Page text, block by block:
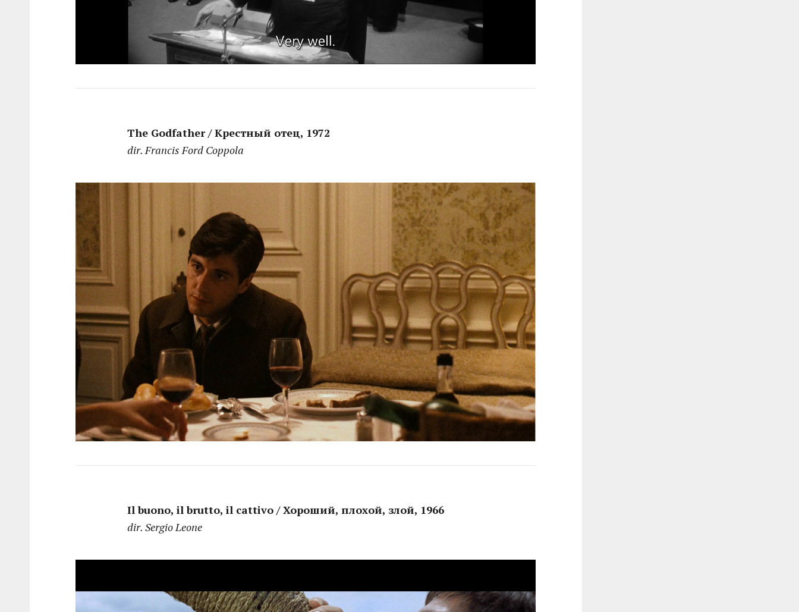
The Godfather / Крестный отец, 1972
dir. Francis Ford Coppola
Il buono, il brutto, il cattivo / Хороший, плохой, злой, 1966
dir. Sergio Leone